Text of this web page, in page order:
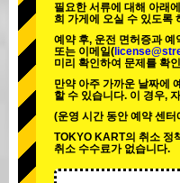
오키나와
필요한 서류에 대해 아래
희 가게에 오실 수 있도록
예약 후, 운전 면허증과 예
또는 이메일(
미리 확인하여 문제를 확
만약 아주 가까운 날짜에
할 수 있습니다. 이 경우,
(운영 시간 동안 예약 센
TOKYO KART의 취소 정
취소 수수료가 없습니다.